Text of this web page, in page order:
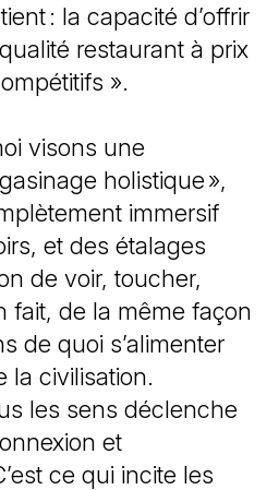
: la capacité d’offrir
restaurant à prix
».
visons une
holistique »,
immersif
et des étalages
de voir, toucher,
fait, de la même façon
de quoi s’alimenter
la civilisation.
les sens déclenche
et
ce qui incite les